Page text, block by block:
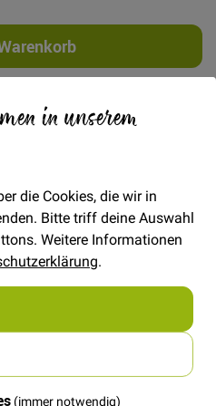
in unserem
die Cookies, die wir in
Bitte triff deine Auswahl
Weitere Informationen
.
(immer notwendig)
Trägern und
und Schnittmuster zum
die Temperaturen klettern,
geschnitten läßt das
herein. Mit den gedrehten
Taschen mit Zierklappe ist
es läßt viel Spielraum, um
Muster oder Farben